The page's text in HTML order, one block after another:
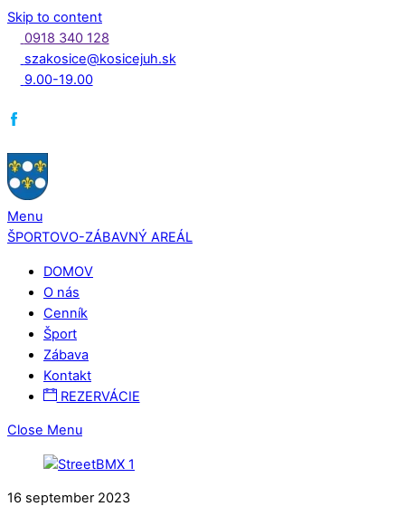
Skip to content
0918 340 128
szakosice@kosicejuh.sk
9.00-19.00
Menu
ŠPORTOVO-ZÁBAVNÝ AREÁL
DOMOV
O nás
Cenník
Šport
Zábava
Kontakt
REZERVÁCIE
Close Menu
16 september 2023